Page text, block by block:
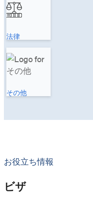
法律
その他
お役立ち情報
ビザ